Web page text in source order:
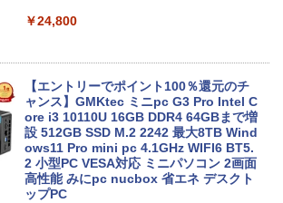
￥24,800
【エントリーでポイント100％還元のチ
ャンス】GMKtec ミニpc G3 Pro Intel C
ore i3 10110U 16GB DDR4 64GBまで増
設 512GB SSD M.2 2242 最大8TB Wind
ows11 Pro mini pc 4.1GHz WIFI6 BT5.
2 小型PC VESA対応 ミニパソコン 2画面
高性能 みにpc nucbox 省エネ デスクト
ップPC